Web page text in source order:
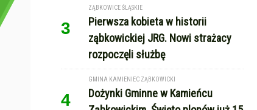
3
ZĄBKOWICE ŚLĄSKIE
Pierwsza kobieta w historii
ząbkowickiej JRG. Nowi strażacy
rozpoczęli służbę
4
GMINA KAMIENIEC ZĄBKOWICKI
Dożynki Gminne w Kamieńcu